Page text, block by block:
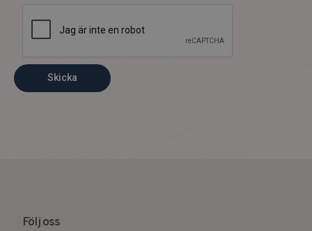
Skicka
Följ oss